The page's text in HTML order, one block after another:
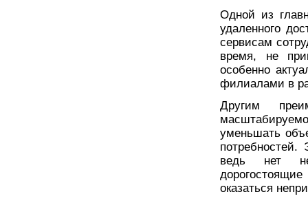
Одной из
удаленного
сервисам
время, не
особенно
филиалами в
Другим
уменьшать
потребностей.
ведь нет
оказаться